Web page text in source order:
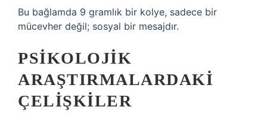
Bu bağlamda 9 gramlık bir kolye, sadece bir
mücevher değil; sosyal bir mesajdır.
PSIKOLOJIK
ARAŞTIRMALARDAKI
ÇELIŞKILER